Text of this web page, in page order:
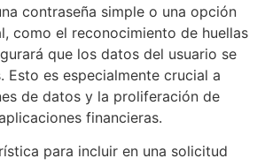
contraseña simple o una opción
como el reconocimiento de huellas
que los datos del usuario se
Esto es especialmente crucial a
de datos y la proliferación de
financieras.
para incluir en una solicitud